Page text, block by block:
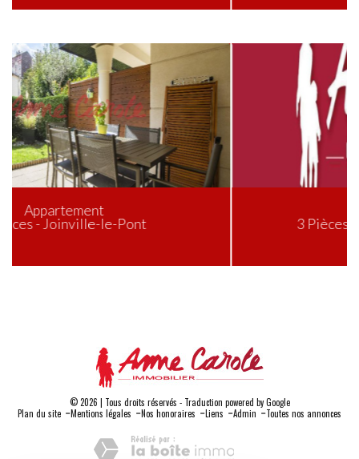
3 Pièces - Saint-Maur-des-Fossés
© 2026 | Tous droits réservés - Traduction powered by Google
Plan du site -Mentions légales -Nos honoraires -Liens-Admin -Toutes nos annonces